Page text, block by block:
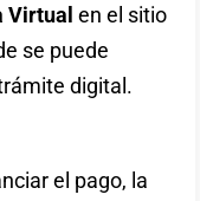
Virtual en el sitio
se puede
digital.
el pago, la